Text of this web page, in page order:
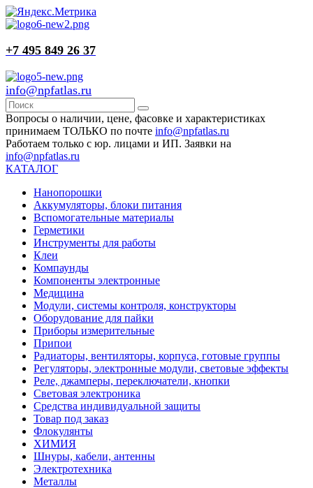
+7 495 849 26 37
info@npfatlas.ru
Вопросы о наличии, цене, фасовке и характеристиках
принимаем ТОЛЬКО по почте info@npfatlas.ru
Работаем только с юр. лицами и ИП. Заявки на
info@npfatlas.ru
КАТАЛОГ
Нанопорошки
Аккумуляторы, блоки питания
Вспомогательные материалы
Герметики
Инструменты для работы
Клеи
Компаунды
Компоненты электронные
Медицина
Модули, системы контроля, конструкторы
Оборудование для пайки
Приборы измерительные
Припои
Радиаторы, вентиляторы, корпуса, готовые группы
Регуляторы, электронные модули, световые эффекты
Реле, джамперы, переключатели, кнопки
Световая электроника
Средства индивидуальной защиты
Товар под заказ
Флокулянты
ХИМИЯ
Шнуры, кабели, антенны
Электротехника
Металлы